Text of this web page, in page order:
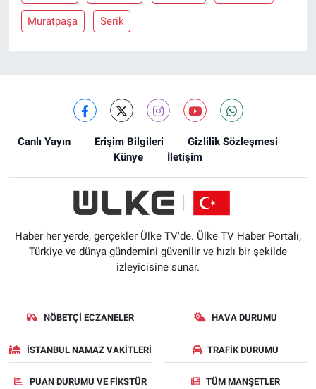
Muratpaşa Serik
Canlı Yayın Erişim Bilgileri
Gizlilik Sözleşmesi
Künye
İletişim
Haber her yerde, gerçekler Ülke TV'de. Ülke TV Haber Portalı,
Türkiye ve dünya gündemini güvenilir ve hızlı bir şekilde
izleyicisine sunar.
NÖBETÇI ECZANELER HAVA DURUMU
İSTANBUL NAMAZ VAKITLERI TRAFIK DURUMU
PUAN DURUMU VE FIKSTÜR TÜM MANŞETLER